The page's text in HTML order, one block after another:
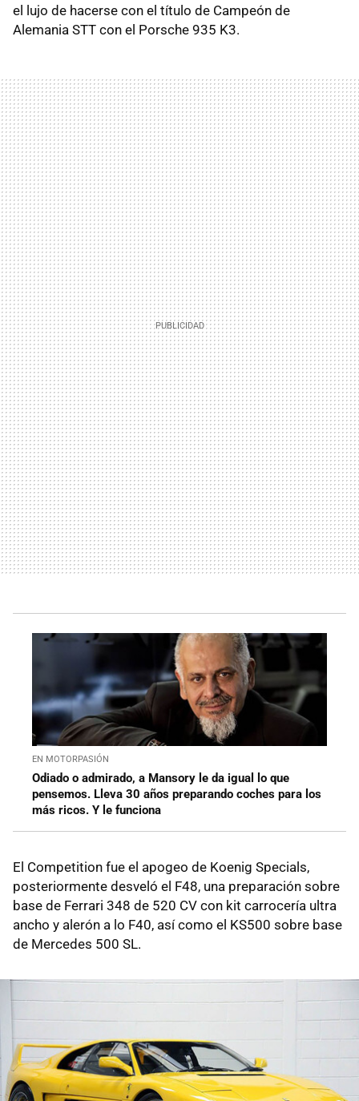
el lujo de hacerse con el título de Campeón de
Alemania STT con el Porsche 935 K3.
EN MOTORPASIÓN
Odiado o admirado, a Mansory le da igual lo que
pensemos. Lleva 30 años preparando coches para los
más ricos. Y le funciona
El Competition fue el apogeo de Koenig Specials,
posteriormente desveló el F48, una preparación sobre
base de Ferrari 348 de 520 CV con kit carrocería ultra
ancho y alerón a lo F40, así como el KS500 sobre base
de Mercedes 500 SL.